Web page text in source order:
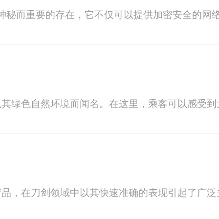
秘而重要的存在，它不仅可以提供加密安全的
绿色自然环境而闻名。在这里，乘客可以感受
，在刀剑领域中以其快速准确的表现引起了广